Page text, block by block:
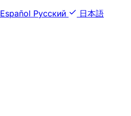
Español Русский
日本語